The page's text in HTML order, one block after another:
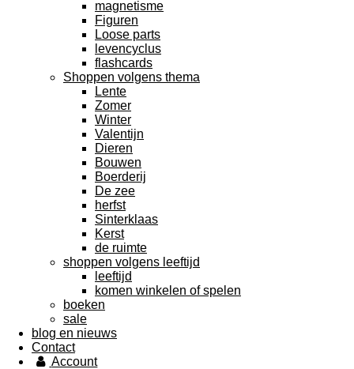
magnetisme
Figuren
Loose parts
levencyclus
flashcards
Shoppen volgens thema
Lente
Zomer
Winter
Valentijn
Dieren
Bouwen
Boerderij
De zee
herfst
Sinterklaas
Kerst
de ruimte
shoppen volgens leeftijd
leeftijd
komen winkelen of spelen
boeken
sale
blog en nieuws
Contact
Account